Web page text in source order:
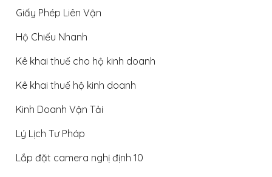
Giấy Phép Liên Vận
Hộ Chiếu Nhanh
Kê khai thuế cho hộ kinh doanh
Kê khai thuế hộ kinh doanh
Kinh Doanh Vận Tải
Lý Lịch Tư Pháp
Lắp đặt camera nghị định 10